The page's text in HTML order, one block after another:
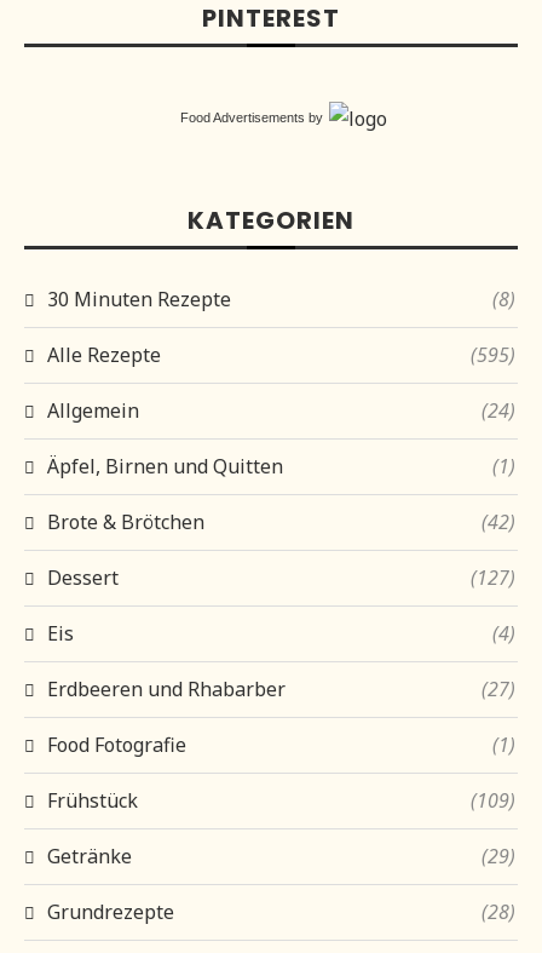
PINTEREST
Food Advertisements by
KATEGORIEN
30 Minuten Rezepte (8)
Alle Rezepte (595)
Allgemein (24)
Äpfel, Birnen und Quitten (1)
Brote & Brötchen (42)
Dessert (127)
Eis (4)
Erdbeeren und Rhabarber (27)
Food Fotografie (1)
Frühstück (109)
Getränke (29)
Grundrezepte (28)